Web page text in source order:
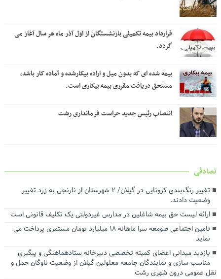
قرارداد بیمه تکمیلی بازنشستگان از اول آذر ماه هر سال آغاز می
گردد.
بیمه شده ای که بدون میل و اراده بیکارشده و آماده کار باشد،
مستحق دریافت مقرری بیمه بیکاری است.
انتصاب رئیس جدید حراست فرمانداری رشت
تصادفی
تغییر رنگ‌بندی کرونایی در گیلان/ ۲ شهرستان از نارنجی به زرد تغییر
وضعیت دادند.
ارائه لیست حق بیمه شاغلین در مدارس غیردولتی یک تکلیف قانونی است
تامین اجتماعی صومعه سرا ماهانه ۱۸ میلیارد تومان مستمری پرداخت می
نماید
بازدید میدانی اعضای کمیته تخصصی دبیرخانه ستادهماهنگی و پیگیری
مناسب سازی و نمایندگان جامعه معلولین گیلان از وضعیت ناوگان حمل و
نقل عمومی درون شهری رشت